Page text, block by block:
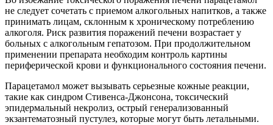
не следует сочетать с приемом алкогольных напитков, а также
принимать лицам, склонным к хроническому потреблению
алкоголя. Риск развития поражений печени возрастает у
больных с алкогольным гепатозом. При продолжительном
применении препарата необходим контроль картины
периферической крови и функционального состояния печени.
Парацетамол может вызывать серьезные кожные реакции,
такие как синдром Стивенcа-Джонсона, токсический
эпидермальный некролиз, острый генерализованный
экзантематозный пустулез, которые могут быть летальными.